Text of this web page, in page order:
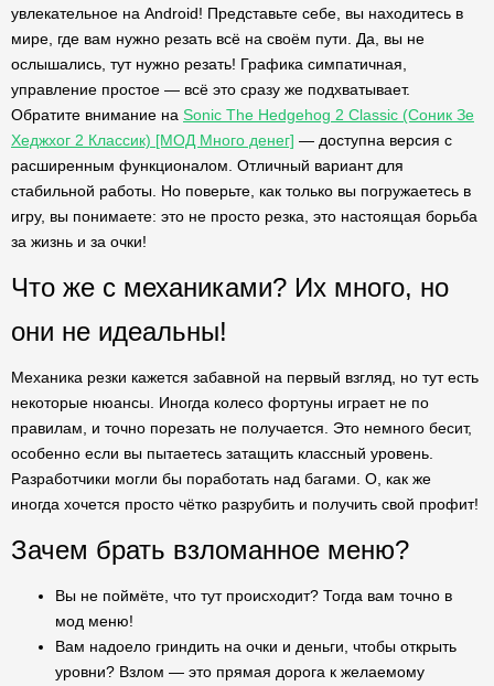
увлекательное на Android! Представьте себе, вы находитесь в
мире, где вам нужно резать всё на своём пути. Да, вы не
ослышались, тут нужно резать! Графика симпатичная,
управление простое — всё это сразу же подхватывает.
Обратите внимание на Sonic The Hedgehog 2 Classic (Соник Зе
Хеджхог 2 Классик) [МОД Много денег] — доступна версия с
расширенным функционалом. Отличный вариант для
стабильной работы. Но поверьте, как только вы погружаетесь в
игру, вы понимаете: это не просто резка, это настоящая борьба
за жизнь и за очки!
Что же с механиками? Их много, но
они не идеальны!
Механика резки кажется забавной на первый взгляд, но тут есть
некоторые нюансы. Иногда колесо фортуны играет не по
правилам, и точно порезать не получается. Это немного бесит,
особенно если вы пытаетесь затащить классный уровень.
Разработчики могли бы поработать над багами. О, как же
иногда хочется просто чётко разрубить и получить свой профит!
Зачем брать взломанное меню?
Вы не поймёте, что тут происходит? Тогда вам точно в
мод меню!
Вам надоело гриндить на очки и деньги, чтобы открыть
уровни? Взлом — это прямая дорога к желаемому